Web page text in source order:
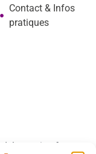
Contact & Infos
pratiques